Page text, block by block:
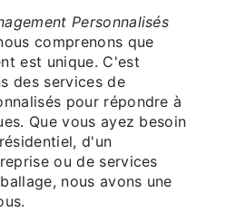
Personnalisés
comprenons que
est unique. C'est
des services de
pour répondre à
Que vous ayez besoin
d'un
ou de services
nous avons une